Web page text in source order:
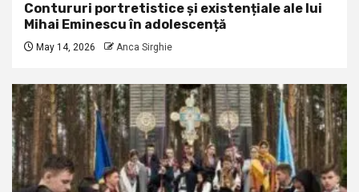
Contururi portretistice și existențiale ale lui
Mihai Eminescu în adolescență
May 14, 2026 Anca Sirghie